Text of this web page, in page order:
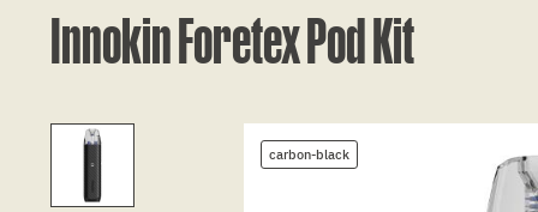
Innokin Foretex Pod Kit
carbon-black